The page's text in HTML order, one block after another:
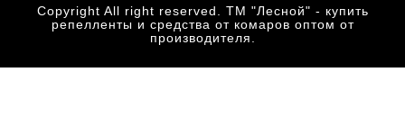
Copyright All right reserved. ТМ "Лесной" - купить
репелленты и средства от комаров оптом от
производителя.